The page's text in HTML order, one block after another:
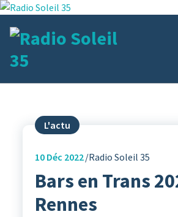
Aller
contenu
L'actu
10Déc 2022 Radio Soleil 35
Bars en Trans
Rennes